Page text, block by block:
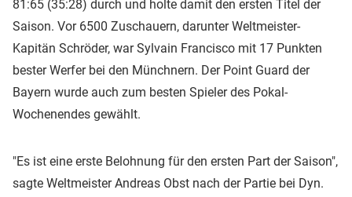
81:65 (35:28) durch und holte damit den ersten Titel der
Saison. Vor 6500 Zuschauern, darunter Weltmeister-
Kapitän Schröder, war Sylvain Francisco mit 17 Punkten
bester Werfer bei den Münchnern. Der Point Guard der
Bayern wurde auch zum besten Spieler des Pokal-
Wochenendes gewählt.
"Es ist eine erste Belohnung für den ersten Part der Saison",
sagte Weltmeister Andreas Obst nach der Partie bei Dyn.